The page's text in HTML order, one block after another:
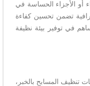
أو الأجزاء الحساسة في
تضمن تحسين كفاءة
في توفير بيئة نظيفة
تنظيف المسابح بالخبر،